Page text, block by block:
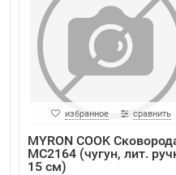
избранное сравнить
MYRON COOK
MC2164 (чугун, лит.
15 см)